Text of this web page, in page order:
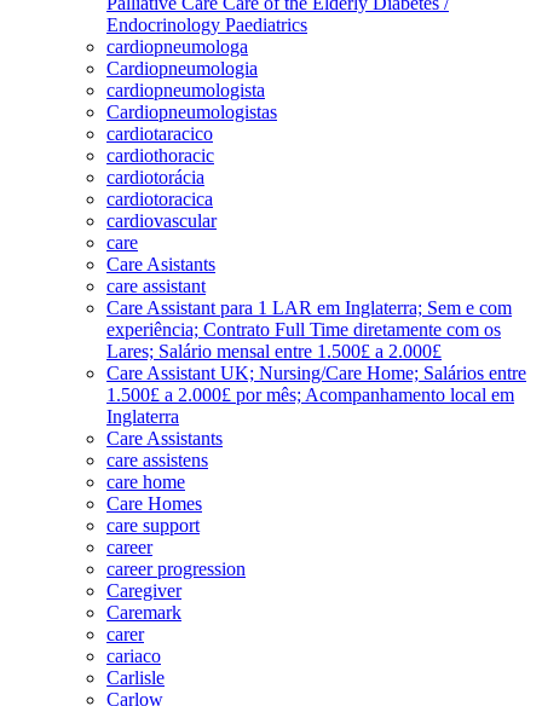
Endocrinology Paediatrics
cardiopneumologa
Cardiopneumologia
cardiopneumologista
Cardiopneumologistas
cardiotaracico
cardiothoracic
cardiotorácia
cardiotoracica
cardiovascular
care
Care Asistants
care assistant
Care Assistant para 1 LAR em Inglaterra; Sem e com
experiência; Contrato Full Time diretamente com os
Lares; Salário mensal entre 1.500£ a 2.000£
Care Assistant UK; Nursing/Care Home; Salários entre
1.500£ a 2.000£ por mês; Acompanhamento local em
Inglaterra
Care Assistants
care assistens
care home
Care Homes
care support
career
career progression
Caregiver
Caremark
carer
cariaco
Carlisle
Carlow